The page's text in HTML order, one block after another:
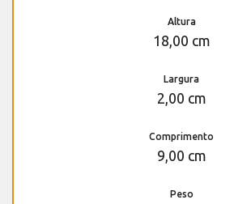
Altura
18,00 cm
Largura
2,00 cm
Comprimento
9,00 cm
Peso